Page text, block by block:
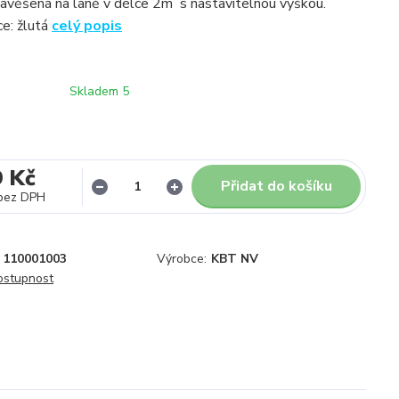
žlutá celý popis
Skladem 5
Kč
DPH
Přidat do košíku
110001003 Výrobce: KBT NV